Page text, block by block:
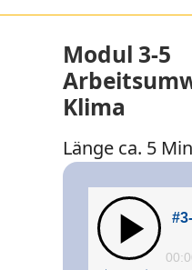
Modul 3-5
Klima
Länge ca. 5